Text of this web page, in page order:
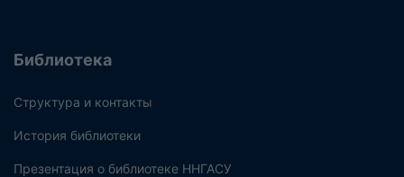
Библиотека
Структура и контакты
История библиотеки
Презентация о библиотеке ННГАСУ